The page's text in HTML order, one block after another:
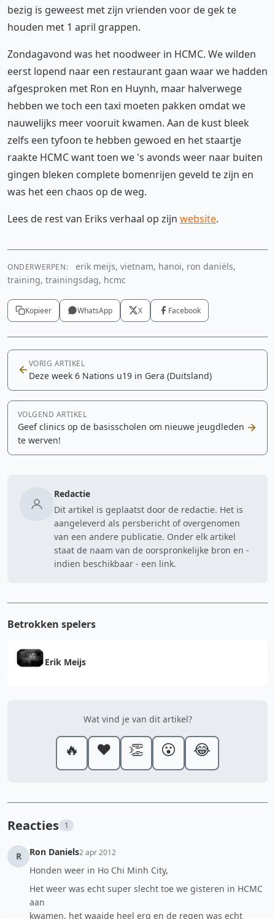
bezig is geweest met zijn vrienden voor de gek te
houden met 1 april grappen.
Zondagavond was het noodweer in HCMC. We wilden
eerst lopend naar een restaurant gaan waar we hadden
afgesproken met Ron en Huynh, maar halverwege
hebben we toch een taxi moeten pakken omdat we
nauwelijks meer vooruit kwamen. Aan de kust bleek
zelfs een tyfoon te hebben gewoed en het staartje
raakte HCMC want toen we 's avonds weer naar buiten
gingen bleken complete bomenrijen geveld te zijn en
was het een chaos op de weg.
Lees de rest van Eriks verhaal op zijn website.
ONDERWERPEN:
erik meijs, vietnam, hanoi, ron daniëls,
training, trainingsdag, hcmc
Kopieer WhatsApp X Facebook
VORIG ARTIKEL
Deze week 6 Nations u19 in Gera (Duitsland)
VOLGEND ARTIKEL
Geef clinics op de basisscholen om nieuwe jeugdleden
te werven!
Redactie
Dit artikel is geplaatst door de redactie. Het is
aangeleverd als persbericht of overgenomen
van een andere publicatie. Onder elk artikel
staat de naam van de oorspronkelijke bron en -
indien beschikbaar - een link.
Betrokken spelers
Erik Meijs
Wat vind je van dit artikel?
🔥 ❤️ 👏 😮 😂
Reacties 1
R Ron Daniels2 apr 2012
Honden weer in Ho Chi Minh City,
Het weer was echt super slecht toe we gisteren in HCMC
aan
kwamen, het waaide heel erg en de regen was echt